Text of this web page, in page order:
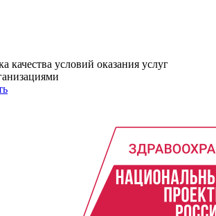
качества условий оказания услуг